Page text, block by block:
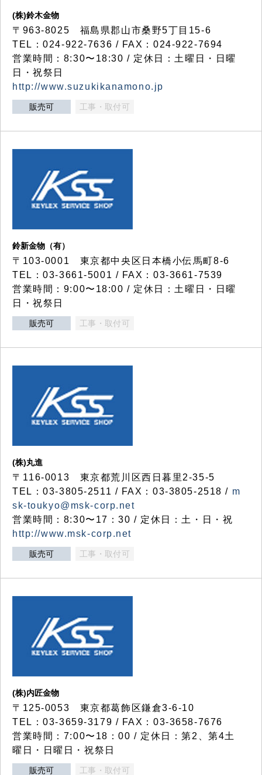
(株)鈴木金物
〒963-8025 福島県郡山市桑野5丁目15-6
TEL：024-922-7636 / FAX：024-922-7694
営業時間：8:30〜18:30 / 定休日：土曜日・日曜
日・祝祭日
http://www.suzukikanamono.jp
販売可 工事・取付可
鈴新金物（有）
〒103-0001 東京都中央区日本橋小伝馬町8-6
TEL：03-3661-5001 / FAX：03-3661-7539
営業時間：9:00〜18:00 / 定休日：土曜日・日曜
日・祝祭日
販売可 工事・取付可
(株)丸進
〒116-0013 東京都荒川区西日暮里2-35-5
TEL：03-3805-2511 / FAX：03-3805-2518 / m
sk-toukyo@msk-corp.net
営業時間：8:30〜17：30 / 定休日：土・日・祝
http://www.msk-corp.net
販売可 工事・取付可
(株)内匠金物
〒125-0053 東京都葛飾区鎌倉3-6-10
TEL：03-3659-3179 / FAX：03-3658-7676
営業時間：7:00〜18：00 / 定休日：第2、第4土
曜日・日曜日・祝祭日
販売可 工事・取付可